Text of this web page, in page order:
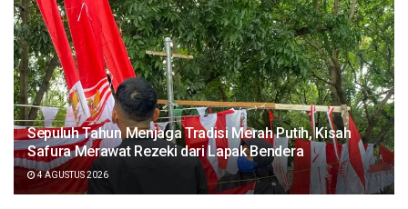
Sepuluh Tahun Menjaga Tradisi Merah Putih, Kisah
Safura Merawat Rezeki dari Lapak Bendera
4 AGUSTUS 2026